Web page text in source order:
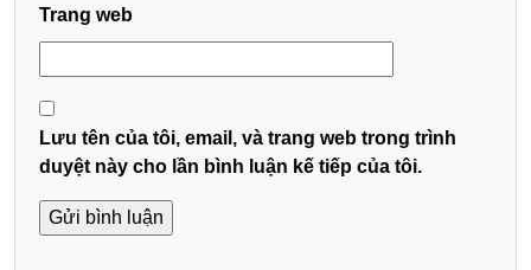
Trang web
Lưu tên của tôi, email, và trang web trong trình
duyệt này cho lần bình luận kế tiếp của tôi.